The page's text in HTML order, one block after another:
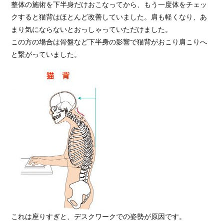
整体の施術を下半身だけおこなってから、もう一度体をチェッ
クすると猫背はほとんど改善していました。肩も軽くなり、あ
まり気にならないとおっしゃっていただけました。
この方の場合は骨盤など下半身の影響で猫背がおこり肩こりへ
これは座りすぎと、デスクワークでの姿勢が原因です。